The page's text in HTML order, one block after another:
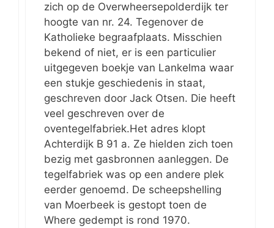
zich op de Overwheersepolderdijk ter
hoogte van nr. 24. Tegenover de
Katholieke begraafplaats. Misschien
bekend of niet, er is een particulier
uitgegeven boekje van Lankelma waar
een stukje geschiedenis in staat,
geschreven door Jack Otsen. Die heeft
veel geschreven over de
oventegelfabriek.Het adres klopt
Achterdijk B 91 a. Ze hielden zich toen
bezig met gasbronnen aanleggen. De
tegelfabriek was op een andere plek
eerder genoemd. De scheepshelling
van Moerbeek is gestopt toen de
Where gedempt is rond 1970.